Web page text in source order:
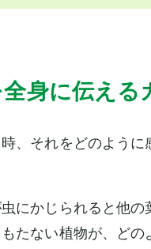
身に伝える
、それをどのよう
にかじられると他
たない植物が、どの